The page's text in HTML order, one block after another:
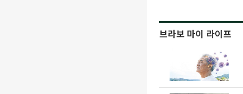
브라보 마이 라이프